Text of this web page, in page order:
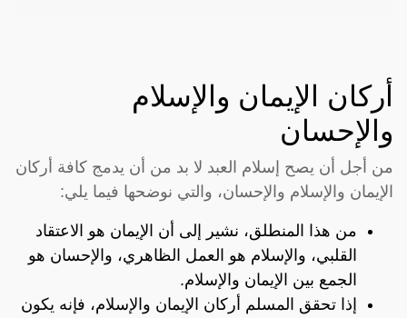
أركان الإيمان والإسلام
والإحسان
من أجل أن يصح إسلام العبد لا بد من أن يدمج كافة أركان
الإيمان والإسلام والإحسان، والتي نوضحها فيما يلي:
من هذا المنطلق، نشير إلى أن الإيمان هو الاعتقاد
القلبي، والإسلام هو العمل الظاهري، والإحسان هو
الجمع بين الإيمان والإسلام.
إذا تحقق المسلم أركان الإيمان والإسلام، فإنه يكون